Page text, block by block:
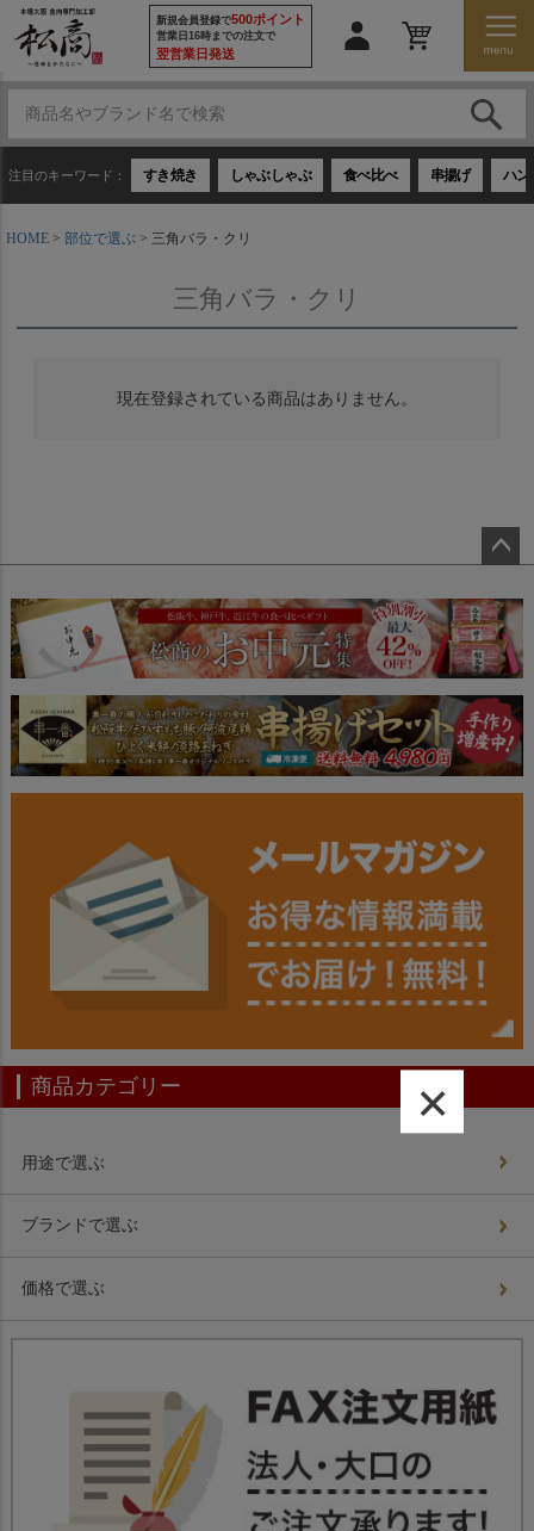
新規会員登録で500ポイント
営業日16時までの注文で
翌営業日発送
注目のキーワード： すき焼き しゃぶしゃぶ 食べ比べ 串揚げ ハン
HOME 部位で選ぶ 三角バラ・クリ
三角バラ・クリ
現在登録されている商品はありません。
ジト
ップ
へ
商品カテゴリー
用途で選ぶ
ブランドで選ぶ
価格で選ぶ
×